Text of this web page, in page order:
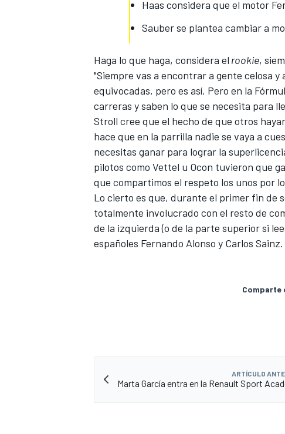
Haas considera que el motor
Sauber se plantea cambiar a
Haga lo que haga, considera el rookie,
"Siempre vas a encontrar a gente celosa
equivocadas, pero es así. Pero en la
carreras y saben lo que se necesita para
Stroll cree que el hecho de que otros
hace que en la parrilla nadie se vaya a
necesitas ganar para lograr la
pilotos como Vettel u Ocon tuvieron que
que compartimos el respeto los unos por
Lo cierto es que, durante el primer fin de
totalmente involucrado con el resto de
de la izquierda (o de la parte superior si
españoles Fernando Alonso y Carlos Sainz.
Comparte
ARTÍCULO
Marta García entra en la Renault Sport